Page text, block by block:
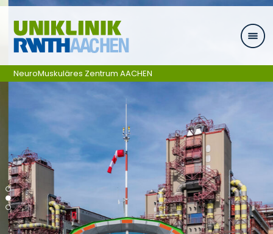
Zum Inhalt springen
NeuroMuskuläres Zentrum AACHEN